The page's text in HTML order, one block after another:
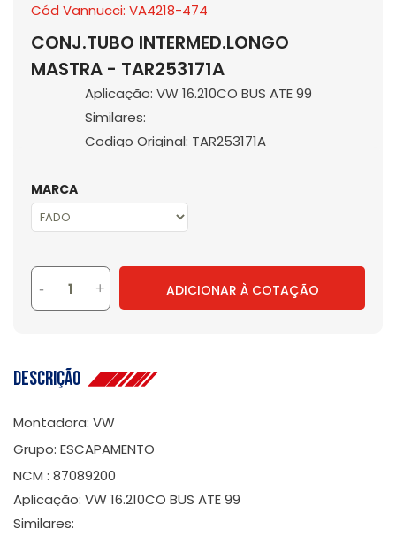
Cód Vannucci: VA4218-474
CONJ.TUBO INTERMED.LONGO
MASTRA - TAR253171A
Aplicação: VW 16.210CO BUS ATE 99
Similares:
Codigo Original: TAR253171A
MARCA
- + ADICIONAR À COTAÇÃO
Descrição
Montadora: VW
Grupo: ESCAPAMENTO
NCM : 87089200
Aplicação: VW 16.210CO BUS ATE 99
Similares: